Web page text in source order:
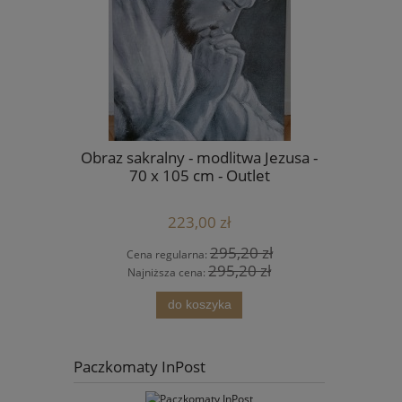
Obraz sakralny - modlitwa Jezusa -
70 x 105 cm - Outlet
223,00 zł
Cena regularna: 295,20 zł
Najniższa cena: 295,20 zł
do koszyka
Paczkomaty InPost